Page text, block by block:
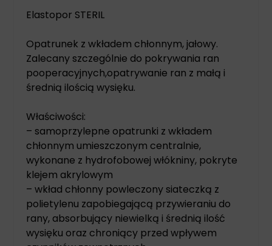
Elastopor STERIL
Opatrunek z wkładem chłonnym, jałowy.
Zalecany szczególnie do pokrywania ran
pooperacyjnych,opatrywanie ran z małą i
średnią ilością wysięku.
Właściwości:
– samoprzylepne opatrunki z wkładem
chłonnym umieszczonym centralnie,
wykonane z hydrofobowej włókniny, pokryte
klejem akrylowym
– wkład chłonny powleczony siateczką z
polietylenu zapobiegającą przywieraniu do
rany, absorbujący niewielką i średnią ilość
wysięku oraz chroniący przed wpływem